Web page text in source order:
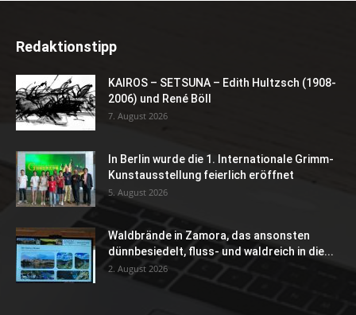
Redaktionstipp
KAIROS – SETSUNA – Edith Hultzsch (1908-
2006) und René Böll
7. August 2026
In Berlin wurde die 1. Internationale Grimm-
Kunstausstellung feierlich eröffnet
5. August 2026
Waldbrände in Zamora, das ansonsten
dünnbesiedelt, fluss- und waldreich in die...
2. August 2026